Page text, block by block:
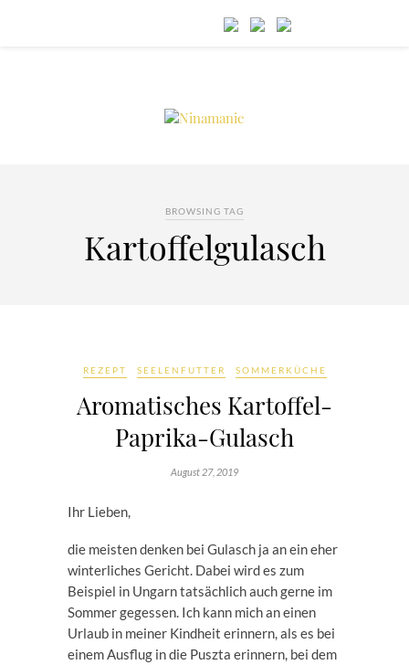
BROWSING TAG
Kartoffelgulasch
REZEPT SEELENFUTTER SOMMERKÜCHE
Aromatisches Kartoffel-
Paprika-Gulasch
August 27, 2019
Ihr Lieben,
die meisten denken bei Gulasch ja an ein eher
winterliches Gericht. Dabei wird es zum
Beispiel in Ungarn tatsächlich auch gerne im
Sommer gegessen. Ich kann mich an einen
Urlaub in meiner Kindheit erinnern, als es bei
einem Ausflug in die Puszta erinnern, bei dem